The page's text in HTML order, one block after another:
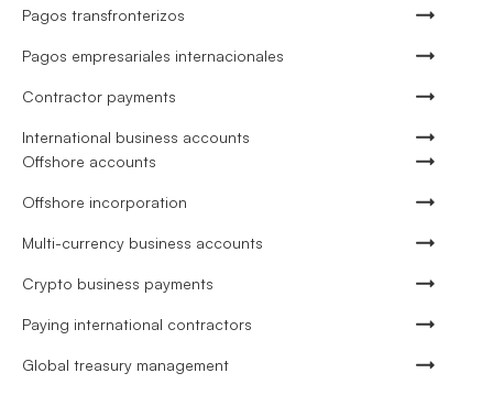
Pagos transfronterizos
Pagos empresariales internacionales
Contractor payments
International business accounts
Offshore accounts
Offshore incorporation
Multi-currency business accounts
Crypto business payments
Paying international contractors
Global treasury management